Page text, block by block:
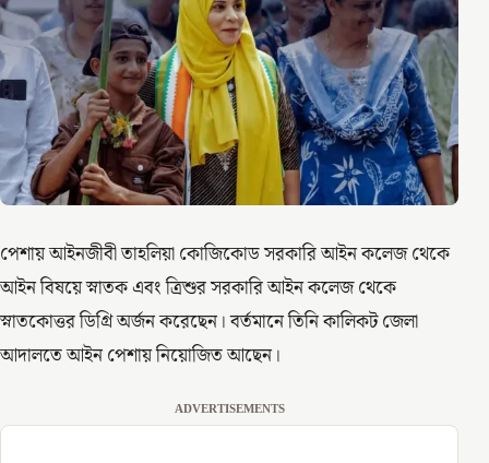
পেশায় আইনজীবী তাহলিয়া কোজিকোড সরকারি আইন কলেজ থেকে
আইন বিষয়ে স্নাতক এবং ত্রিশুর সরকারি আইন কলেজ থেকে
স্নাতকোত্তর ডিগ্রি অর্জন করেছেন। বর্তমানে তিনি কালিকট জেলা
আদালতে আইন পেশায় নিয়োজিত আছেন।
ADVERTISEMENTS